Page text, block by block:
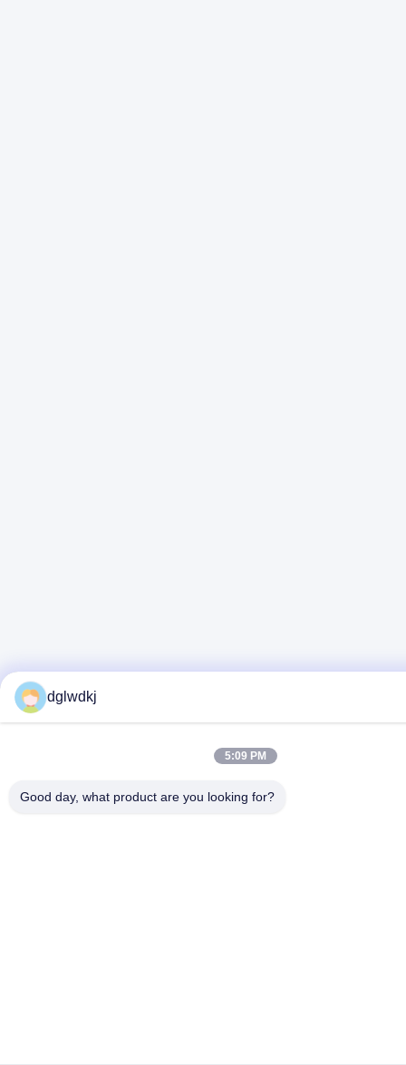
dglwdkj
5:09 PM
Good day, what product are you looking for?